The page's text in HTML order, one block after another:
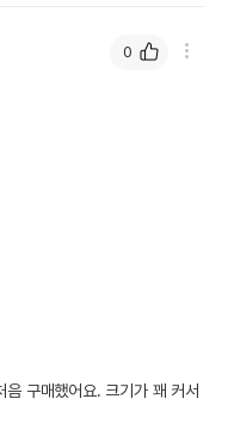
구매했어요. 크기가 꽤 커서
0